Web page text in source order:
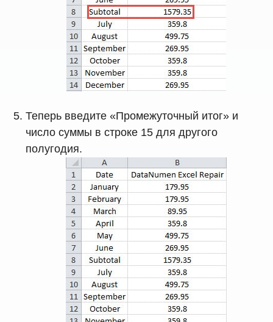
Теперь введите «Промежуточный итог» и
число суммы в строке 15 для другого
полугодия.